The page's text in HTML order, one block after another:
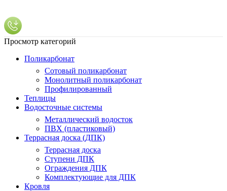
Просмотр категорий
Поликарбонат
Сотовый поликарбонат
Монолитный поликарбонат
Профилированный
Теплицы
Водосточные системы
Металлический водосток
ПВХ (пластиковый)
Террасная доска (ДПК)
Террасная доска
Ступени ДПК
Ограждения ДПК
Комплектующие для ДПК
Кровля